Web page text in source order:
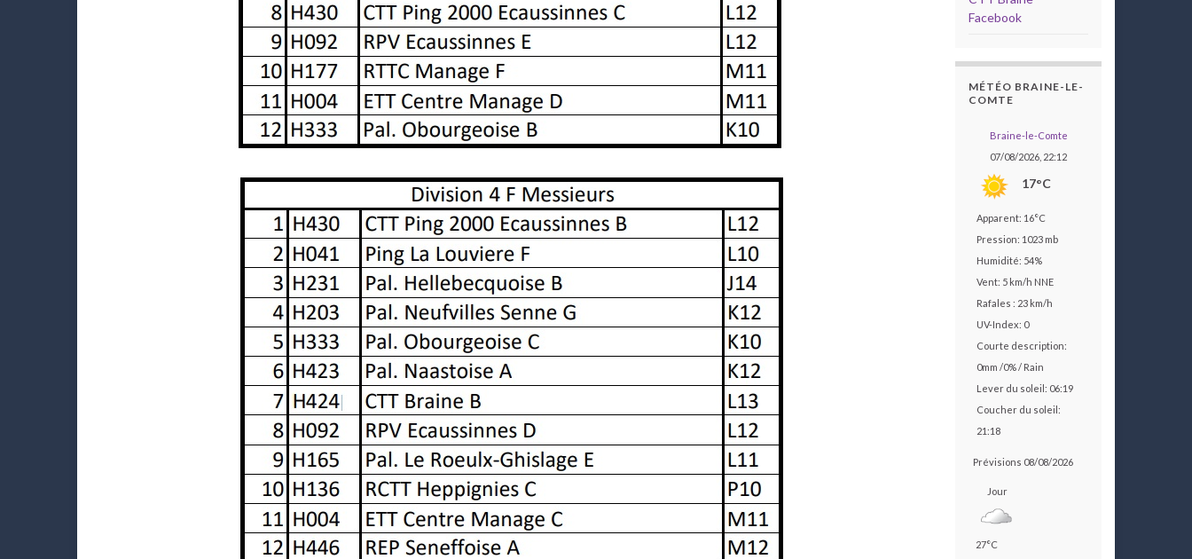
Facebook
MÉTÉO BRAINE-LE-
COMTE
Braine-le-Comte
07/08/2026, 22:12
17°C
Apparent: 16°C
Pression: 1023 mb
Humidité: 54%
Vent: 5 km/h NNE
Rafales : 23 km/h
UV-Index: 0
Courte description:
0mm /0%/ Rain
Lever du soleil: 06:19
Coucher du soleil:
21:18
Prévisions 08/08/2026
Jour
27°C